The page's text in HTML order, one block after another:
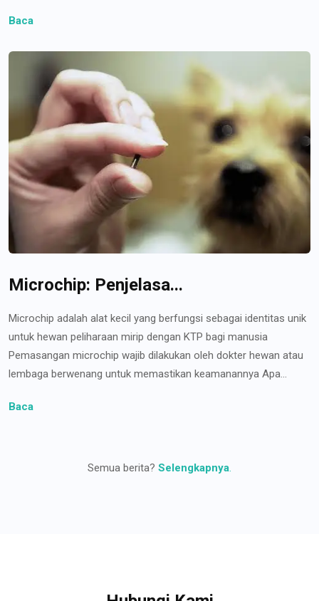
Baca
Microchip: Penjelasa...
Microchip adalah alat kecil yang berfungsi sebagai identitas unik
untuk hewan peliharaan mirip dengan KTP bagi manusia
Pemasangan microchip wajib dilakukan oleh dokter hewan atau
lembaga berwenang untuk memastikan keamanannya Apa...
Baca
Semua berita? Selengkapnya.